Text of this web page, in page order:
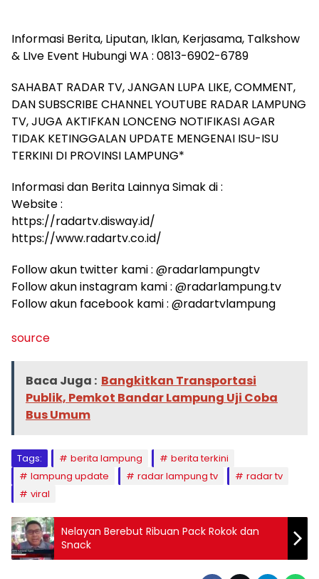
Informasi Berita, Liputan, Iklan, Kerjasama, Talkshow
& LIve Event Hubungi WA : 0813-6902-6789
SAHABAT RADAR TV, JANGAN LUPA LIKE, COMMENT,
DAN SUBSCRIBE CHANNEL YOUTUBE RADAR LAMPUNG
TV, JUGA AKTIFKAN LONCENG NOTIFIKASI AGAR
TIDAK KETINGGALAN UPDATE MENGENAI ISU-ISU
TERKINI DI PROVINSI LAMPUNG*
Informasi dan Berita Lainnya Simak di :
Website :
https://radartv.disway.id/
https://www.radartv.co.id/
Follow akun twitter kami : @radarlampungtv
Follow akun instagram kami : @radarlampung.tv
Follow akun facebook kami : @radartvlampung
source
Baca Juga : Bangkitkan Transportasi
Publik, Pemkot Bandar Lampung Uji Coba
Bus Umum
Tags: berita lampung
berita terkini
lampung update
radar lampung tv
radar tv
viral
Nelayan Berebut Ribuan Pack Rokok dan
Snack